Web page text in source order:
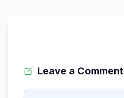
Leave a Comment